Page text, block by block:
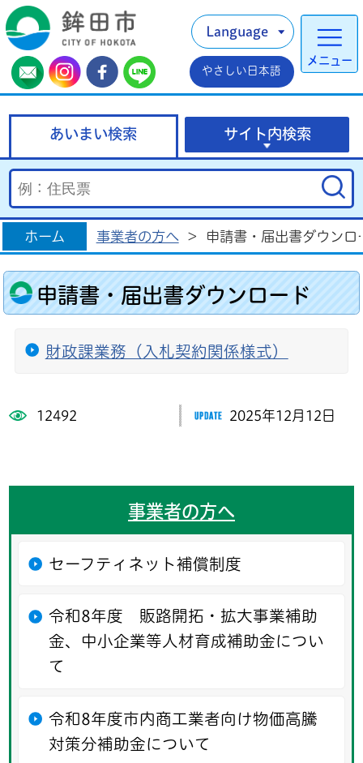
メニュー
Language
やさしい日本語
あいまい検索 サイト内検索
ホーム 事業者の方へ > 申請書・届出書ダウンロ
申請書・届出書ダウンロード
財政課業務（入札契約関係様式）
12492 2025年12月12日
事業者の方へ
セーフティネット補償制度
令和8年度 販路開拓・拡大事業補助
金、中小企業等人材育成補助金につい
て
令和8年度市内商工業者向け物価高騰
対策分補助金について